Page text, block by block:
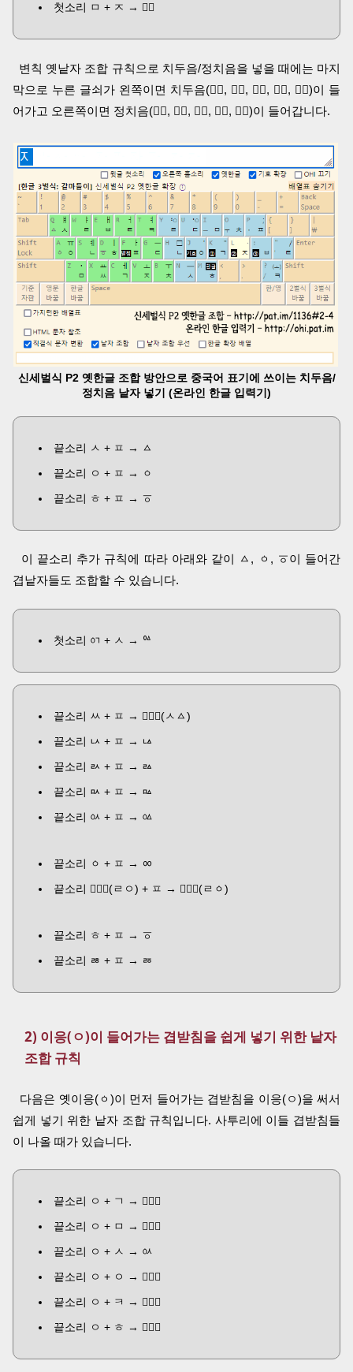
첫소리 ㅁ + ㅈ → ᅕᅠ
변칙 옛낱자 조합 규칙으로 치두음/정치음을 넣을 때에는 마지
막으로 누른 글쇠가 왼쪽이면 치두음(ᄼᅠ, ᄽᅠ, ᅎᅠ, ᅏᅠ, ᅔᅠ)이 들
어가고 오른쪽이면 정치음(ᄾᅠ, ᄿᅠ, ᅐᅠ, ᅑᅠ, ᅕᅠ)이 들어갑니다.
신세벌식 P2 옛한글 조합 방안으로 중국어 표기에 쓰이는 치두음/
정치음 낱자 넣기 (온라인 한글 입력기)
끝소리 ㅅ + ㅍ → ㅿ
끝소리 ㅇ + ㅍ → ㆁ
끝소리 ㅎ + ㅍ → ㆆ
이 끝소리 추가 규칙에 따라 아래와 같이 ㅿ, ㆁ, ㆆ이 들어간
겹낱자들도 조합할 수 있습니다.
첫소리 ᅁ + ㅅ → ᅆ
끝소리 ㅆ + ㅍ → ᅟᅠퟮ(ㅅㅿ)
끝소리 ㅧ + ㅍ → ㅨ
끝소리 ㄽ + ㅍ → ㅬ
끝소리 ㅯ + ㅍ → ㅰ
끝소리 ㆂ + ㅍ → ㆃ
끝소리 ㆁ + ㅍ → ᇮ
끝소리 ᅟᅠퟝ(ㄹㅇ) + ㅍ → ᅟᅠퟛ(ㄹㆁ)
끝소리 ㅎ + ㅍ → ㆆ
끝소리 ㅀ + ㅍ → ㅭ
2) 이응(ㅇ)이 들어가는 겹받침을 쉽게 넣기 위한 낱자
조합 규칙
다음은 옛이응(ㆁ)이 먼저 들어가는 겹받침을 이응(ㅇ)을 써서
쉽게 넣기 위한 낱자 조합 규칙입니다. 사투리에 이들 겹받침들
이 나올 때가 있습니다.
끝소리 ㅇ + ㄱ → ᅟᅠᇬ
끝소리 ㅇ + ㅁ → ᅟᅠퟵ
끝소리 ㅇ + ㅅ → ㆂ
끝소리 ㅇ + ㅇ → ᅟᅠᇮ
끝소리 ㅇ + ㅋ → ᅟᅠᇯ
끝소리 ㅇ + ㅎ → ᅟᅠퟶ